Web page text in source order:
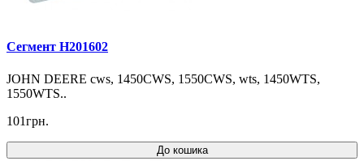
Сегмент H201602
JOHN DEERE cws, 1450CWS, 1550CWS, wts, 1450WTS,
1550WTS..
101грн.
До кошика